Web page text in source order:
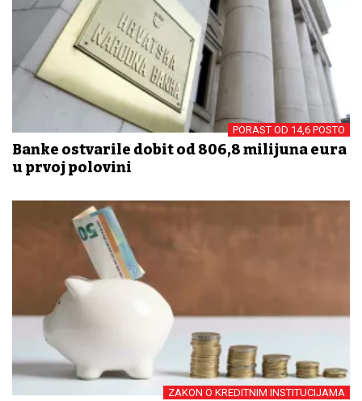
PORAST OD 14,6 POSTO
Banke ostvarile dobit od 806,8 milijuna eura
u prvoj polovini
ZAKON O KREDITNIM INSTITUCIJAMA